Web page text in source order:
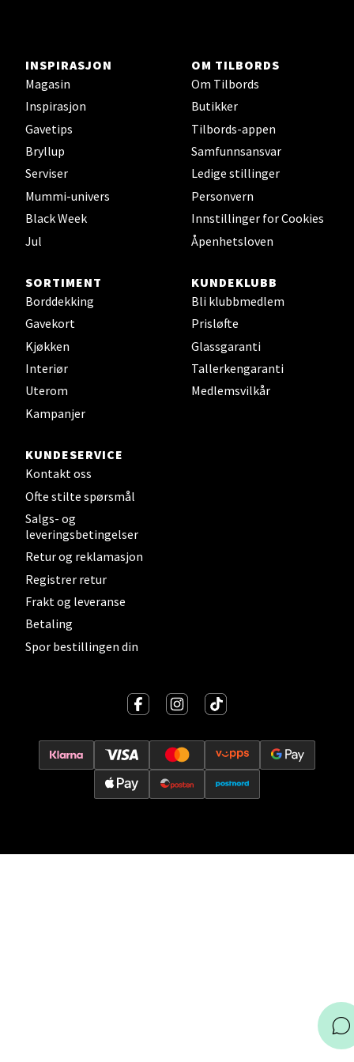
INSPIRASJON
Magasin
Inspirasjon
Gavetips
Bryllup
Serviser
Mummi-univers
Black Week
Jul
OM TILBORDS
Om Tilbords
Butikker
Tilbords-appen
Samfunnsansvar
Ledige stillinger
Personvern
Innstillinger for Cookies
Åpenhetsloven
SORTIMENT
Borddekking
Gavekort
Kjøkken
Interiør
Uterom
Kampanjer
KUNDEKLUBB
Bli klubbmedlem
Prisløfte
Glassgaranti
Tallerkengaranti
Medlemsvilkår
KUNDESERVICE
Kontakt oss
Ofte stilte spørsmål
Salgs- og
leveringsbetingelser
Retur og reklamasjon
Registrer retur
Frakt og leveranse
Betaling
Spor bestillingen din
Ski - Thon Senter Ski
Ski Storsenter, Jernbanesvingen 6, 1400 Ski
Åpent i dag 10-19
0 i butikk
Sortland - Sortland Storsenter
Strangata 26, 8400 Sortland
Åpent i dag 10-16
0 i butikk
Steinkjer - Thon Senter Steinkjer
Sjøfartsgata 2, 7714 Steinkjer
0 i butikk
Leirvik - Stord
Torgbakken 2, 5401 Stord
Åpent i dag 10-15
0 i butikk